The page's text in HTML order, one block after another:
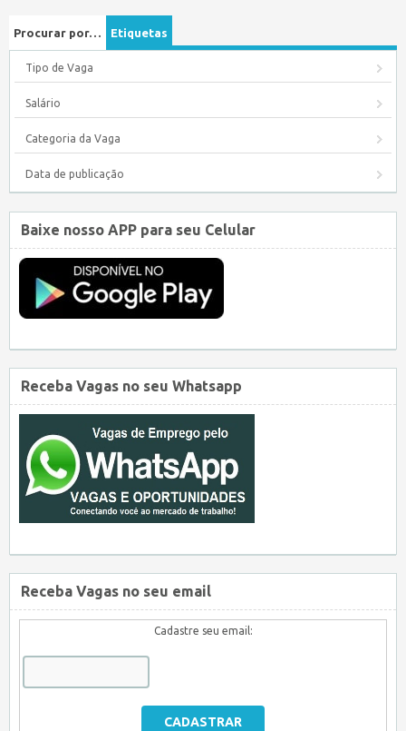
Procurar por… Etiquetas
Tipo de Vaga
Salário
Categoria da Vaga
Data de publicação
Baixe nosso APP para seu Celular
Receba Vagas no seu Whatsapp
Receba Vagas no seu email
Cadastre seu email: